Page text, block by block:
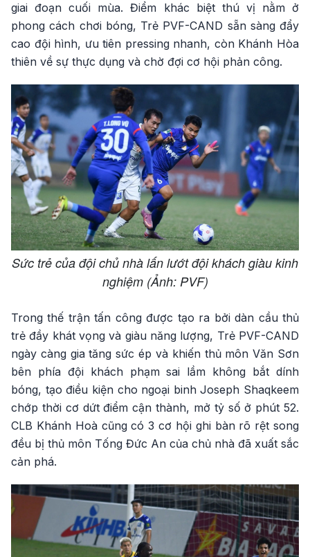
giai đoạn cuối mùa. Điểm khác biệt thú vị nằm ở
phong cách chơi bóng, Trẻ PVF-CAND sẵn sàng đẩy
cao đội hình, ưu tiên pressing nhanh, còn Khánh Hòa
thiên về sự thực dụng và chờ đợi cơ hội phản công.
Sức trẻ của đội chủ nhà lấn lướt đội khách giàu kinh
nghiệm (Ảnh: PVF)
Trong thế trận tấn công được tạo ra bởi dàn cầu thủ
trẻ đầy khát vọng và giàu năng lượng, Trẻ PVF-CAND
ngày càng gia tăng sức ép và khiến thủ môn Văn Sơn
bên phía đội khách phạm sai lầm không bắt dính
bóng, tạo điều kiện cho ngoại binh Joseph Shaqkeem
chớp thời cơ dứt điểm cận thành, mở tỷ số ở phút 52.
CLB Khánh Hoà cũng có 3 cơ hội ghi bàn rõ rệt song
đều bị thủ môn Tống Đức An của chủ nhà đã xuất sắc
cản phá.